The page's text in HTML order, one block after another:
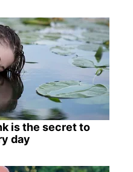
is the secret to
day